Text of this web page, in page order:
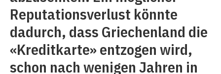
Reputationsverlust könnte
dadurch, dass Griechenland die
«Kreditkarte» entzogen wird,
schon nach wenigen Jahren in